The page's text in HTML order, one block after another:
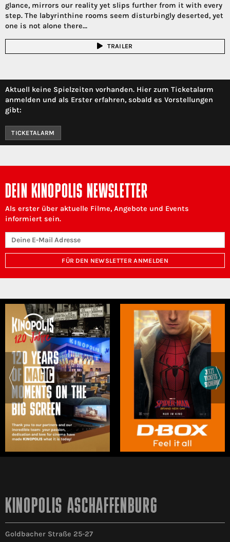
glance, mirrors our reality yet slips further from it with every
step. The labyrinthine rooms seem disturbingly deserted, yet
one is not alone there…
TRAILER
Aktuell keine Spielzeiten vorhanden. Hier zum Ticketalarm
anmelden und als Erster erfahren, sobald es Vorstellungen
gibt:
TICKETALARM
DEIN KINOPOLIS NEWSLETTER
Als erster über aktuelle Filme, Angebote und Events
informiert sein.
FÜR DEN NEWSLETTER ANMELDEN
KINOPOLIS ASCHAFFENBURG
Goldbacher Straße 25-27